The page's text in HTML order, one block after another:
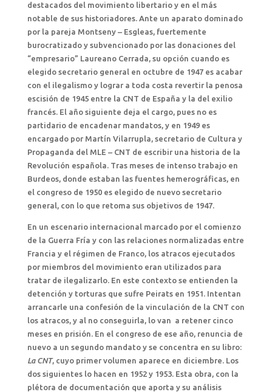
destacados del movimiento libertario y en el más
notable de sus historiadores. Ante un aparato dominado
por la pareja Montseny – Esgleas, fuertemente
burocratizado y subvencionado por las donaciones del
“empresario” Laureano Cerrada, su opción cuando es
elegido secretario general en octubre de 1947 es acabar
con el ilegalismo y lograr a toda costa revertir la penosa
escisión de 1945 entre la CNT de España y la del exilio
francés. El año siguiente deja el cargo, pues no es
partidario de encadenar mandatos, y en 1949 es
encargado por Martín Vilarrupla, secretario de Cultura y
Propaganda del MLE – CNT de escribir una historia de la
Revolución española. Tras meses de intenso trabajo en
Burdeos, donde estaban las fuentes hemerográficas, en
el congreso de 1950 es elegido de nuevo secretario
general, con lo que retoma sus objetivos de 1947.
En un escenario internacional marcado por el comienzo
de la Guerra Fría y con las relaciones normalizadas entre
Francia y el régimen de Franco, los atracos ejecutados
por miembros del movimiento eran utilizados para
tratar de ilegalizarlo. En este contexto se entienden la
detención y torturas que sufre Peirats en 1951. Intentan
arrancarle una confesión de la vinculación de la CNT con
los atracos, y al no conseguirla, lo van a retener cinco
meses en prisión. En el congreso de ese año, renuncia de
nuevo a un segundo mandato y se concentra en su libro:
La CNT, cuyo primer volumen aparece en diciembre. Los
dos siguientes lo hacen en 1952 y 1953. Esta obra, con la
plétora de documentación que aporta y su análisis